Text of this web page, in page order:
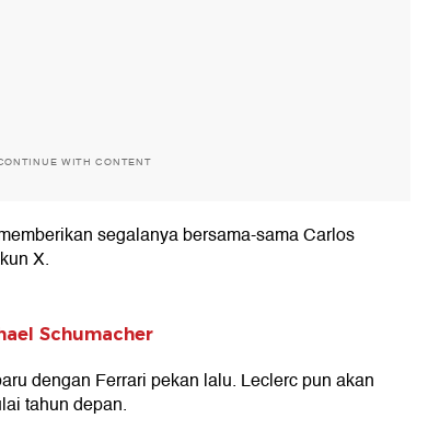
WITH CONTENT
segalanya bersama-sama Carlos
X.
Schumacher
dengan Ferrari pekan lalu. Leclerc pun akan
tahun depan.